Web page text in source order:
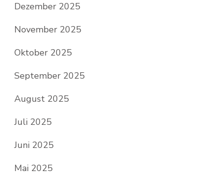
Dezember 2025
November 2025
Oktober 2025
September 2025
August 2025
Juli 2025
Juni 2025
Mai 2025